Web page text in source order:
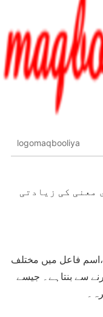
logomaqbooliya
معنی کی زیادتی
فاعل میں مختلف
سے بنتاہے۔ جیسے